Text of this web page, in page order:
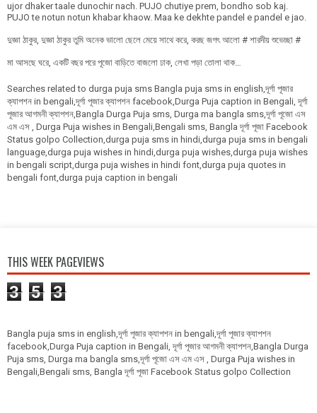
ujor dhaker taale dunochir nach. PUJO chutiye prem, bondho sob kaj.
PUJO te notun notun khabar khaow. Maa ke dekhte pandel e pandel e jao.
দুজ্ঞা ঠাকুর, দুজ্ঞা ঠাকুর তুমি অনেক ভালো ছেলে মেয়ে সাথে করে, করছ জগৎ আলো # শারদীয় শুভেচ্ছা #
মা আসছে ঘরে, একটি বছর পরে পূজো বাড়িতে বাজলো ঢাক, লেখা পড়া তোলা থাক…
Searches related to durga puja sms Bangla puja sms in english,দূর্গা পূজার
ক্যাপশন in bengali,দূর্গা পূজার ক্যাপশন facebook,Durga Puja caption in Bengali, দূর্গা
পূজার আগমনী ক্যাপশন,Bangla Durga Puja sms, Durga ma bangla sms,দূর্গা পূজো এস
এম এস , Durga Puja wishes in Bengali,Bengali sms, Bangla দূর্গা পূজা Facebook
Status golpo Collection,durga puja sms in hindi,durga puja sms in bengali
language,durga puja wishes in hindi,durga puja wishes,durga puja wishes
in bengali script,durga puja wishes in hindi font,durga puja quotes in
bengali font,durga puja caption in bengali
THIS WEEK PAGEVIEWS
3 5 3
Bangla puja sms in english,দূর্গা পূজার ক্যাপশন in bengali,দূর্গা পূজার ক্যাপশন
facebook,Durga Puja caption in Bengali, দূর্গা পূজার আগমনী ক্যাপশন,Bangla Durga
Puja sms, Durga ma bangla sms,দূর্গা পূজো এস এম এস , Durga Puja wishes in
Bengali,Bengali sms, Bangla দূর্গা পূজা Facebook Status golpo Collection